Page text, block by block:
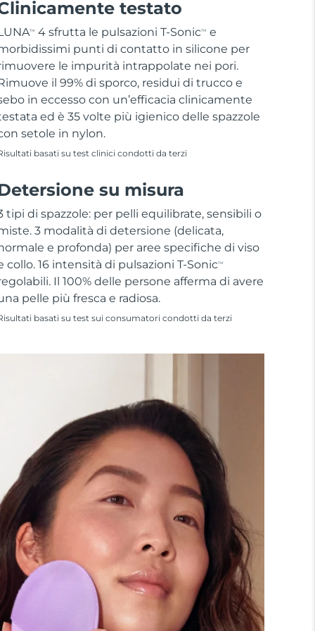
testato
TM 4 sfrutta le pulsazioni T-SonicTM
e
punti di contatto in silicone per
le impurità intrappolate nei pori.
il 99% di sporco, residui di trucco e
in eccesso con un’efficacia clinicamente
ed è 35 volte più igienico delle spazzole
setole in nylon.
basati su test clinici condotti da terzi
su misura
tipi di spazzole: per pelli equilibrate, sensibili o
3 modalità di detersione (delicata,
e profonda) per aree specifiche di viso
collo. 16 intensità di pulsazioni T-SonicTM
Il 100% delle persone afferma di avere
pelle più fresca e radiosa.
basati su test sui consumatori condotti da terzi